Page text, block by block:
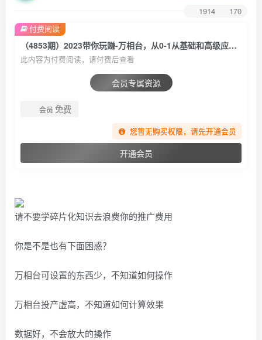
1914 170
（4853期）2023带你玩赚-万相台，从0-1从基础和高级应用系统培训课(无中创水印)
此内容为付费阅读，请付费后查看
会员专属资源
会员 免费
您暂无购买权限，请先开通会员
开通会员
付费阅读
请不要学碎片化知识去浪费你的推广费用
你是不是也有下面困惑？
万相台可设置的东西少，不知道如何操作
万相台投产虚高，不知道如何计算效果
数据好，不会放大的操作